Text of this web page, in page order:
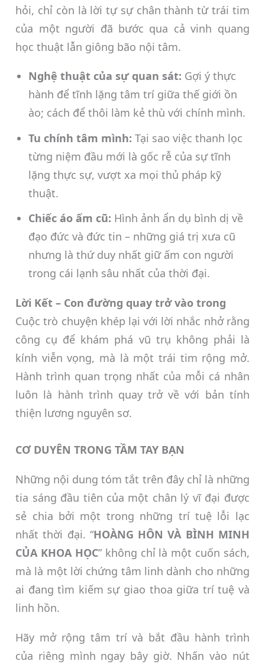
hỏi, chỉ còn là lời tự sự chân thành từ trái tim
của một người đã bước qua cả vinh quang
học thuật lẫn giông bão nội tâm.
Nghệ thuật của sự quan sát: Gợi ý thực
hành để tĩnh lặng tâm trí giữa thế giới ồn
ào; cách để thôi làm kẻ thù với chính mình.
Tu chính tâm mình: Tại sao việc thanh lọc
từng niệm đầu mới là gốc rễ của sự tĩnh
lặng thực sự, vượt xa mọi thủ pháp kỹ
thuật.
Chiếc áo ấm cũ: Hình ảnh ẩn dụ bình dị về
đạo đức và đức tin – những giá trị xưa cũ
nhưng là thứ duy nhất giữ ấm con người
trong cái lạnh sâu nhất của thời đại.
Lời Kết – Con đường quay trở vào trong
Cuộc trò chuyện khép lại với lời nhắc nhở rằng
công cụ để khám phá vũ trụ không phải là
kính viễn vọng, mà là một trái tim rộng mở.
Hành trình quan trọng nhất của mỗi cá nhân
luôn là hành trình quay trở về với bản tính
thiện lương nguyên sơ.
CƠ DUYÊN TRONG TẦM TAY BẠN
Những nội dung tóm tắt trên đây chỉ là những
tia sáng đầu tiên của một chân lý vĩ đại được
sẻ chia bởi một trong những trí tuệ lỗi lạc
nhất thời đại. “HOÀNG HÔN VÀ BÌNH MINH
CỦA KHOA HỌC” không chỉ là một cuốn sách,
mà là một lời chứng tâm linh dành cho những
ai đang tìm kiếm sự giao thoa giữa trí tuệ và
linh hồn.
Hãy mở rộng tâm trí và bắt đầu hành trình
của riêng mình ngay bây giờ. Nhấn vào nút